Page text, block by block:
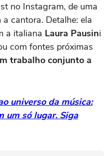
no Instagram, de uma
cantora. Detalhe: ela
a italiana Laura Pausini
com fontes próximas
trabalho conjunto a
universo da música:
um só lugar. Siga